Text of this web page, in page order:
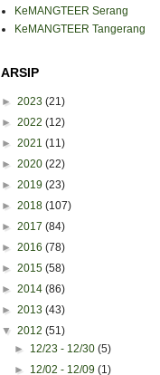
KeMANGTEER Serang
KeMANGTEER Tangerang
ARSIP
► 2023 (21)
► 2022 (12)
► 2021 (11)
► 2020 (22)
► 2019 (23)
► 2018 (107)
► 2017 (84)
► 2016 (78)
► 2015 (58)
► 2014 (86)
► 2013 (43)
▼ 2012 (51)
► 12/23 - 12/30(5)
► 12/02 - 12/09(1)